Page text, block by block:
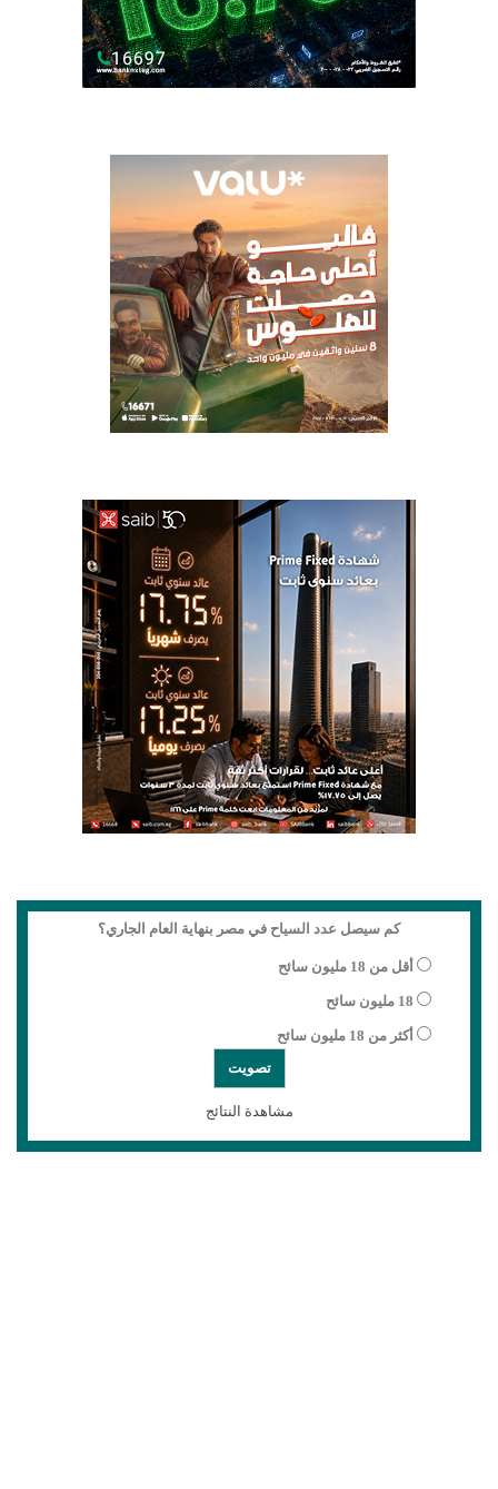
كم سيصل عدد السياح في مصر بنهاية العام الجاري؟
أقل من 18 مليون سائح
18 مليون سائح
أكثر من 18 مليون سائح
مشاهدة النتائج